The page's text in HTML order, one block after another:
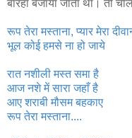
बारहा बजाया जाता था। तो
रूप तेरा मस्ताना, प्यार मेरा
भूल कोई हमसे ना हो जाये
रात नशीली मस्त समा है
आज नशे में सारा जहाँ है
आए शराबी मौसम बहकाए
रूप तेरा मस्ताना....